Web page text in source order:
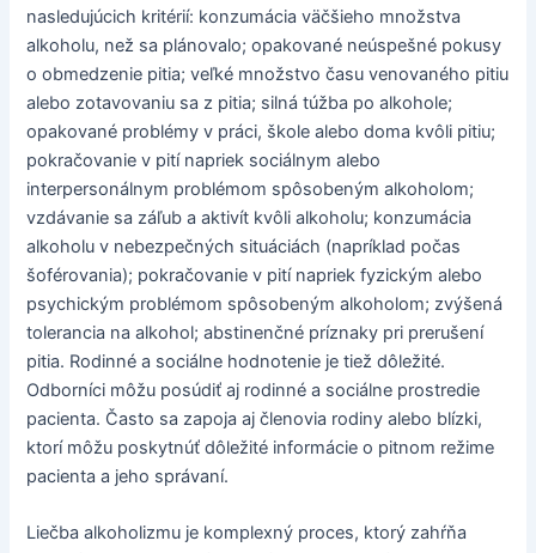
nasledujúcich kritérií: konzumácia väčšieho množstva
alkoholu, než sa plánovalo; opakované neúspešné pokusy
o obmedzenie pitia; veľké množstvo času venovaného pitiu
alebo zotavovaniu sa z pitia; silná túžba po alkohole;
opakované problémy v práci, škole alebo doma kvôli pitiu;
pokračovanie v pití napriek sociálnym alebo
interpersonálnym problémom spôsobeným alkoholom;
vzdávanie sa záľub a aktivít kvôli alkoholu; konzumácia
alkoholu v nebezpečných situáciách (napríklad počas
šoférovania); pokračovanie v pití napriek fyzickým alebo
psychickým problémom spôsobeným alkoholom; zvýšená
tolerancia na alkohol; abstinenčné príznaky pri prerušení
pitia. Rodinné a sociálne hodnotenie je tiež dôležité.
Odborníci môžu posúdiť aj rodinné a sociálne prostredie
pacienta. Často sa zapoja aj členovia rodiny alebo blízki,
ktorí môžu poskytnúť dôležité informácie o pitnom režime
pacienta a jeho správaní.
Liečba alkoholizmu je komplexný proces, ktorý zahŕňa